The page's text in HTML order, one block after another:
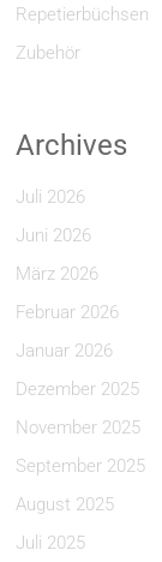
Repetierbüchsen
Zubehör
Archives
Juli 2026
Juni 2026
März 2026
Februar 2026
Januar 2026
Dezember 2025
November 2025
September 2025
August 2025
Juli 2025